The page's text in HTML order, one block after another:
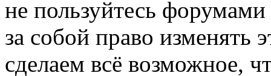
не пользуйтесь
за собой право изменять
сделаем всё возможное,